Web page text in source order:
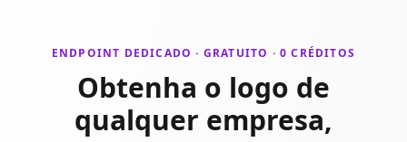
ENDPOINT DEDICADO · GRATUITO · 0 CRÉDITOS
Obtenha o logo de
qualquer empresa,